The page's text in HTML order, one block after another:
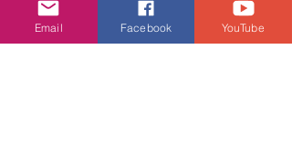
地點：          K11 MUSEA 6樓, K11 Art
& Cultural Centre, Kunsthalle
Email Facebook YouTube